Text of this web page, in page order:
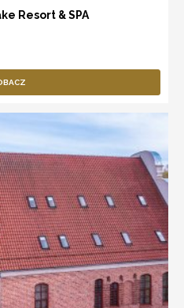
Resort & SPA